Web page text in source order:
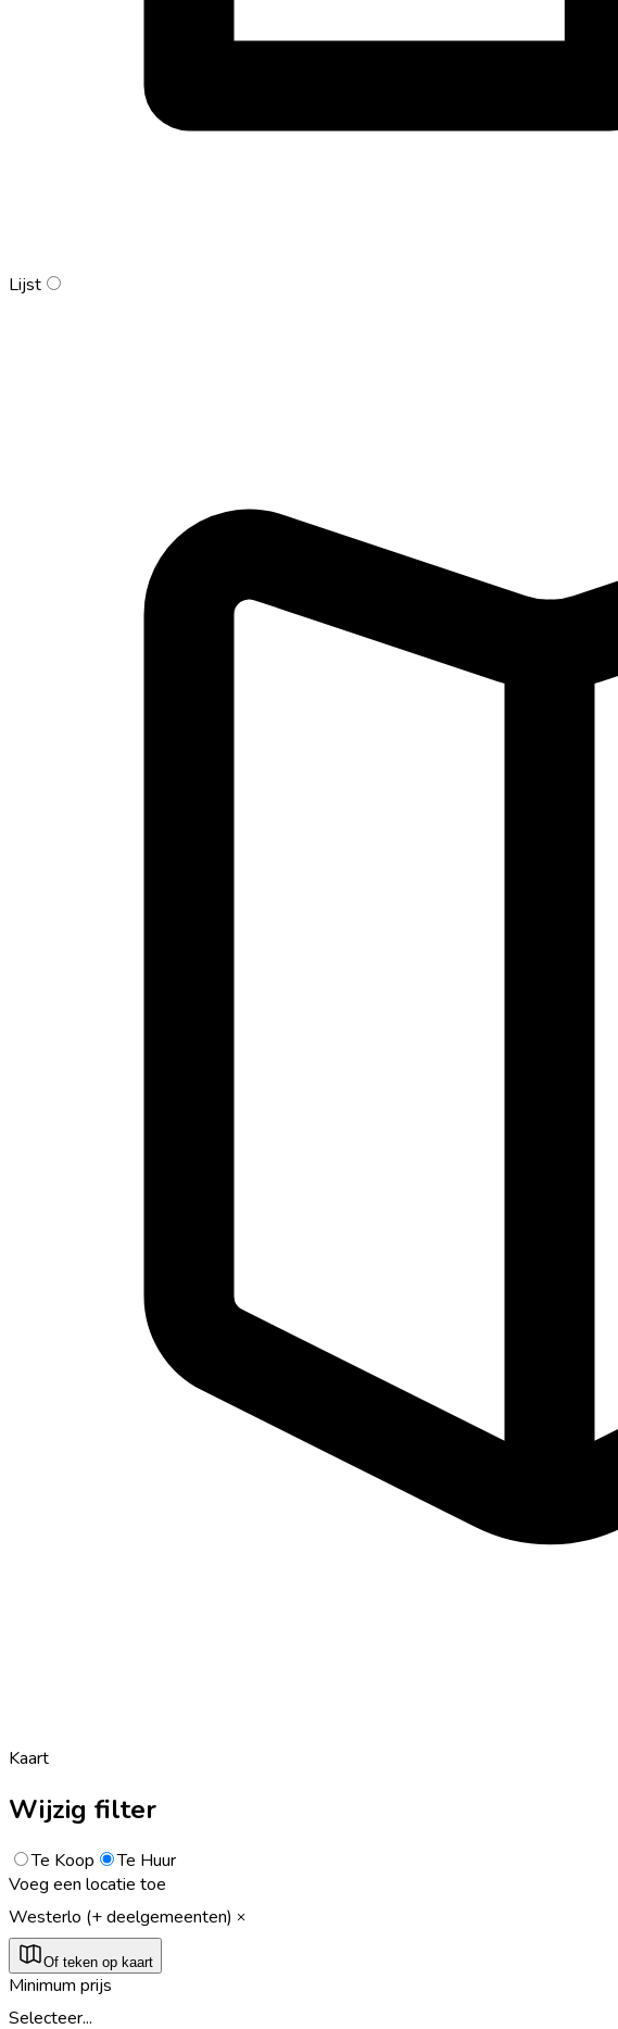
Lijst
Kaart
Wijzig filter
Te Koop
Te Huur
Voeg een locatie toe
Westerlo (+ deelgemeenten)
Of teken op kaart
Minimum prijs
Selecteer...